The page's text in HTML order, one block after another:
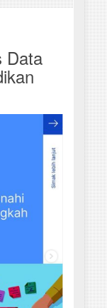
Data